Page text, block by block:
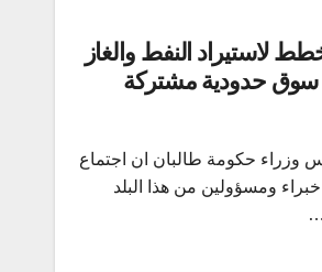
لاستيراد النفط والغاز
سوق حدودية مشتركة
وزراء حكومة طالبان ان اجتماع
خبراء ومسؤولين من هذا البلد